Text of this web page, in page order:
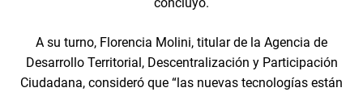
A su turno, Florencia Molini, titular de la Agencia de
Desarrollo Territorial, Descentralización y Participación
Ciudadana, consideró que “las nuevas tecnologías están